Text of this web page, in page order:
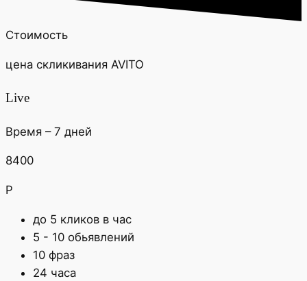
Стоимость
цена скликивания AVITO
Live
Время – 7 дней
8400
Р
до 5 кликов в час
5 - 10 обьявлений
10 фраз
24 часа